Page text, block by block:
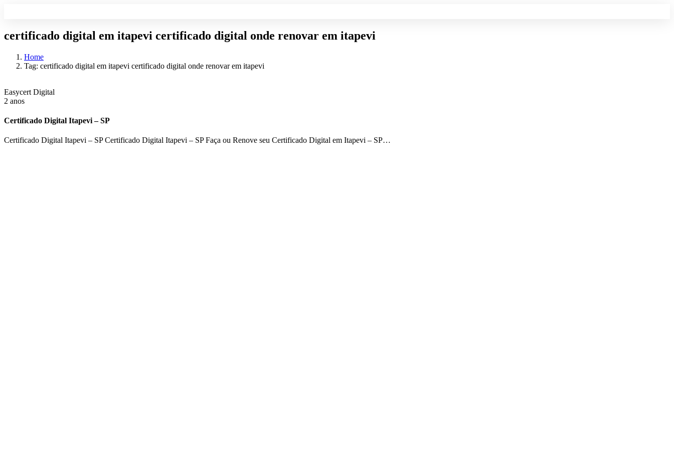
certificado digital em itapevi certificado digital onde renovar em itapevi
Home
Tag: certificado digital em itapevi certificado digital onde renovar em itapevi
Easycert Digital
2 anos
Certificado Digital Itapevi – SP
Certificado Digital Itapevi – SP Certificado Digital Itapevi – SP Faça ou Renove seu Certificado Digital em Itapevi – SP…